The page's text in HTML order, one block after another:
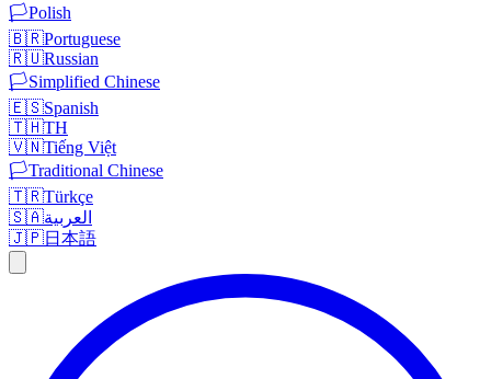
🏳️Polish
🇧🇷Portuguese
🇷🇺Russian
🏳️Simplified Chinese
🇪🇸Spanish
🇹🇭TH
🇻🇳Tiếng Việt
🏳️Traditional Chinese
🇹🇷Türkçe
🇸🇦العربية
🇯🇵日本語